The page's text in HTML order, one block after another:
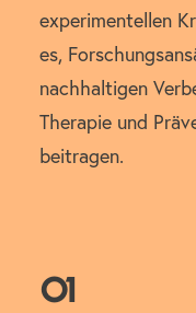
experimentellen
es,
nachhaltigen
Therapie und
beitragen.
01